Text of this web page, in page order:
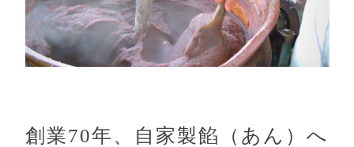
創業70年、自家製餡（あん）へ